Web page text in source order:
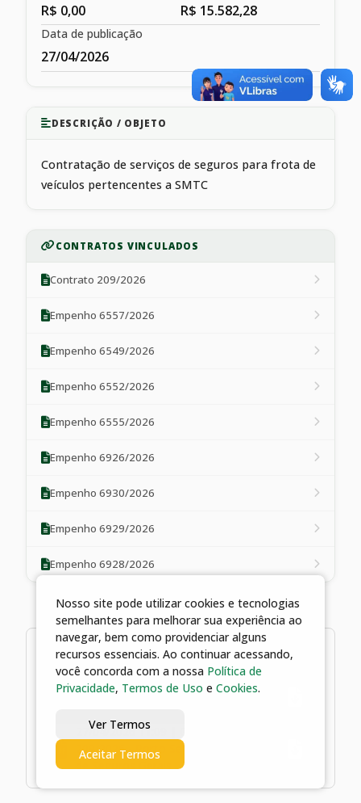
R$ 0,00 R$ 15.582,28
Data de publicação
27/04/2026
DESCRIÇÃO / OBJETO
Contratação de serviços de seguros para frota de
veículos pertencentes a SMTC
CONTRATOS VINCULADOS
Contrato 209/2026
Empenho 6557/2026
Empenho 6549/2026
Empenho 6552/2026
Empenho 6555/2026
Empenho 6926/2026
Empenho 6930/2026
Empenho 6929/2026
Empenho 6928/2026
2 arquivos
27/04/2026 11:09 | Ato Declaratório
27/04/2026 11:09 | Contrato nº
209/2026 - Porto Seguro Companhia
de Seguros Gerais
Nosso site pode utilizar cookies e tecnologias
semelhantes para melhorar sua experiência ao
navegar, bem como providenciar alguns
recursos essenciais. Ao continuar acessando,
você concorda com a nossa Política de
Privacidade, Termos de Uso e Cookies.
Ver Termos
Aceitar Termos